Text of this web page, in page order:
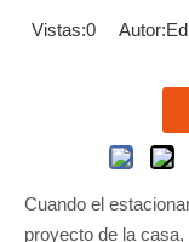
Vistas:0
Cuando el
proyecto de la